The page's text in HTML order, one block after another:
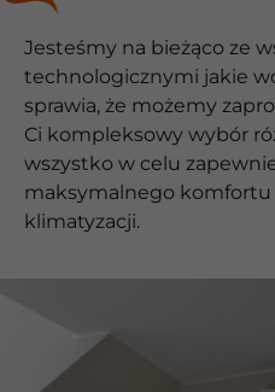
Jesteśmy na bieżąco ze
technologicznymi jakie
sprawia, że możemy
Ci kompleksowy wybór
wszystko w celu
maksymalnego komfortu
klimatyzacji.